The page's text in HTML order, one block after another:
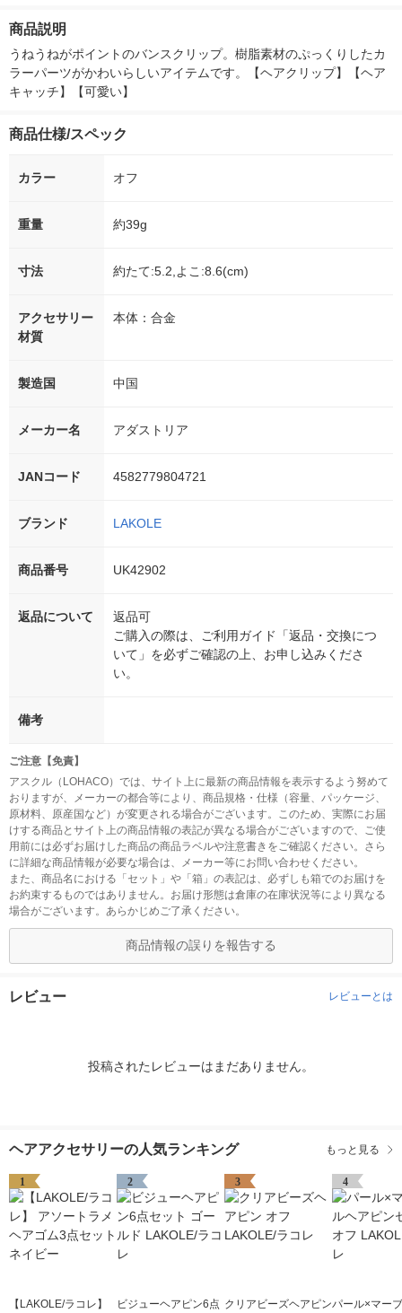
商品説明
うねうねがポイントのバンスクリップ。樹脂素材のぷっくりしたカ
ラーパーツがかわいらしいアイテムです。【ヘアクリップ】【ヘア
キャッチ】【可愛い】
商品仕様/スペック
カラー オフ
重量 約39g
寸法 約たて:5.2,よこ:8.6(cm)
アクセサリー
材質
本体：合金
製造国 中国
メーカー名 アダストリア
JANコード 4582779804721
ブランド LAKOLE
商品番号 UK42902
返品について
返品可
ご購入の際は、ご利用ガイド「返品・交換につ
いて」を必ずご確認の上、お申し込みくださ
い。
備考
ご注意【免責】
アスクル（LOHACO）では、サイト上に最新の商品情報を表示するよう努めて
おりますが、メーカーの都合等により、商品規格・仕様（容量、パッケージ、
原材料、原産国など）が変更される場合がございます。このため、実際にお届
けする商品とサイト上の商品情報の表記が異なる場合がございますので、ご使
用前には必ずお届けした商品の商品ラベルや注意書きをご確認ください。さら
に詳細な商品情報が必要な場合は、メーカー等にお問い合わせください。
また、商品名における「セット」や「箱」の表記は、必ずしも箱でのお届けを
お約束するものではありません。お届け形態は倉庫の在庫状況等により異なる
場合がございます。あらかじめご了承ください。
商品情報の誤りを報告する
レビュー レビューとは
投稿されたレビューはまだありません。
ヘアアクセサリーの人気ランキング もっと見る
1
【LAKOLE/ラコレ】
2
ビジューヘアピン6点
3
クリアビーズヘアピン
4
パール×マー